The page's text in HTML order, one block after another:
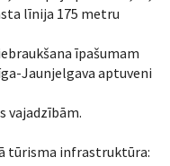
līnija 175 metru
īpašumam
Jaunjelgava aptuveni
vajadzībām.
tūrisma infrastruktūra: